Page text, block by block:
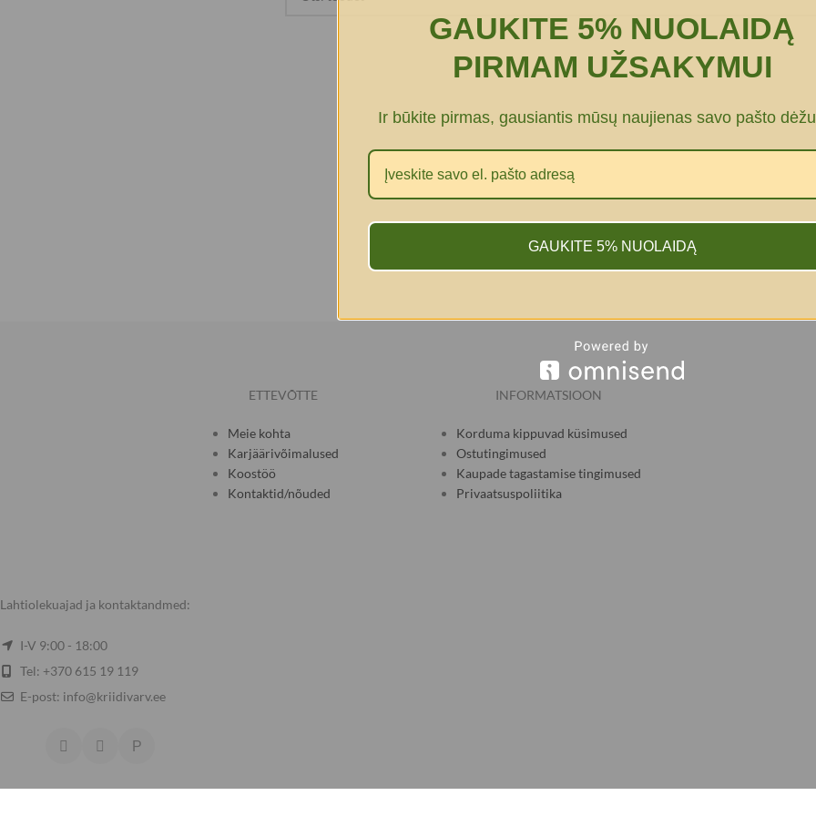
Lahtiolekuajad ja kontaktandmed:
I-V 9:00 - 18:00
Tel: +370 615 19 119
E-post: info@kriidivarv.ee
ETTEVÕTTE
Meie kohta
Karjäärivõimalused
Koostöö
Kontaktid/nõuded
INFORMATSIOON
Korduma kippuvad küsimused
Ostutingimused
Kaupade tagastamise tingimused
Privaatsuspoliitika
GAUKITE 5% NUOLAIDĄ
PIRMAM UŽSAKYMUI
Ir būkite pirmas, gausiantis mūsų naujienas savo pašto
GAUKITE 5% NUOLAIDĄ